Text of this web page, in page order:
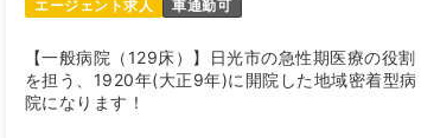
エージェント求人 車通勤可
【一般病院（129床）】日光市の急性期医療の役割
を担う、1920年(大正9年)に開院した地域密着型病
院になります！